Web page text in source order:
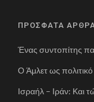
ΠΡΟΣΦΑΤΑ
Ένας συντοπίτης
Ο Άμλετ ως
Ισραήλ – Ιράν: Και